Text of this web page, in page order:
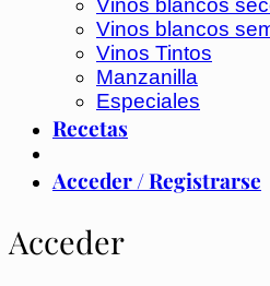
Vinos blancos
Vinos blancos
Vinos Tintos
Manzanilla
Especiales
Recetas
Acceder / Registrarse
Acceder